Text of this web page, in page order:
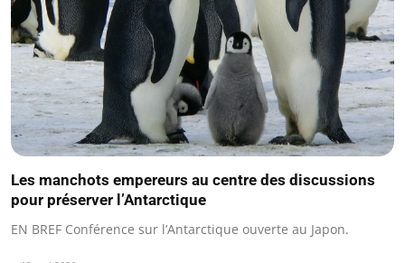
Les manchots empereurs au centre des discussions
pour préserver l’Antarctique
EN BREF Conférence sur l’Antarctique ouverte au Japon.